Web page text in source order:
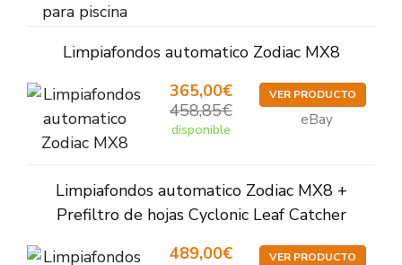
Limpiafondos automatico Zodiac MX8
365,00€
458,85€
disponible
VER PRODUCTO
eBay
Limpiafondos automatico Zodiac MX8 +
Prefiltro de hojas Cyclonic Leaf Catcher
489,00€
VER PRODUCTO